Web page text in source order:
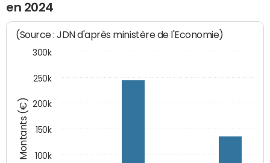
en 2024
Montants (€)
(Source : JDN d'après ministère de l'Economie)
100k
150k
200k
250k
300k